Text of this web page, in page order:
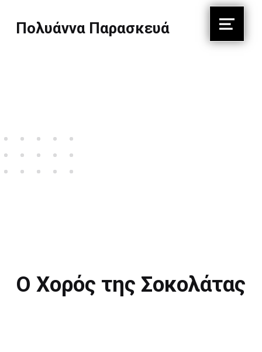
Πολυάννα Παρασκευά Menu
Ο Χορός της Σοκολάτας